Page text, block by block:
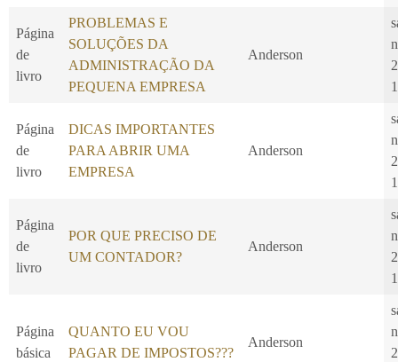
Página
de
livro
PROBLEMAS E
SOLUÇÕES DA
ADMINISTRAÇÃO DA
PEQUENA EMPRESA
Anderson
Página
de
livro
DICAS IMPORTANTES
PARA ABRIR UMA
EMPRESA
Anderson
Página
de
livro
POR QUE PRECISO DE
UM CONTADOR?
Anderson
Página
básica
QUANTO EU VOU
PAGAR DE IMPOSTOS???
Anderson